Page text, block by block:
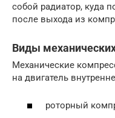
собой радиатор, куда
после выхода из
Виды
Механические
на двигатель
роторный